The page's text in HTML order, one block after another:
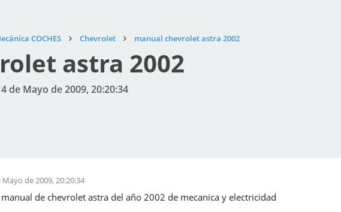
COCHES Chevrolet manual chevrolet astra 2002
astra 2002
de Mayo de 2009, 20:20:34
Mayo de 2009, 20:20:34
de chevrolet astra del año 2002 de mecanica y electricidad